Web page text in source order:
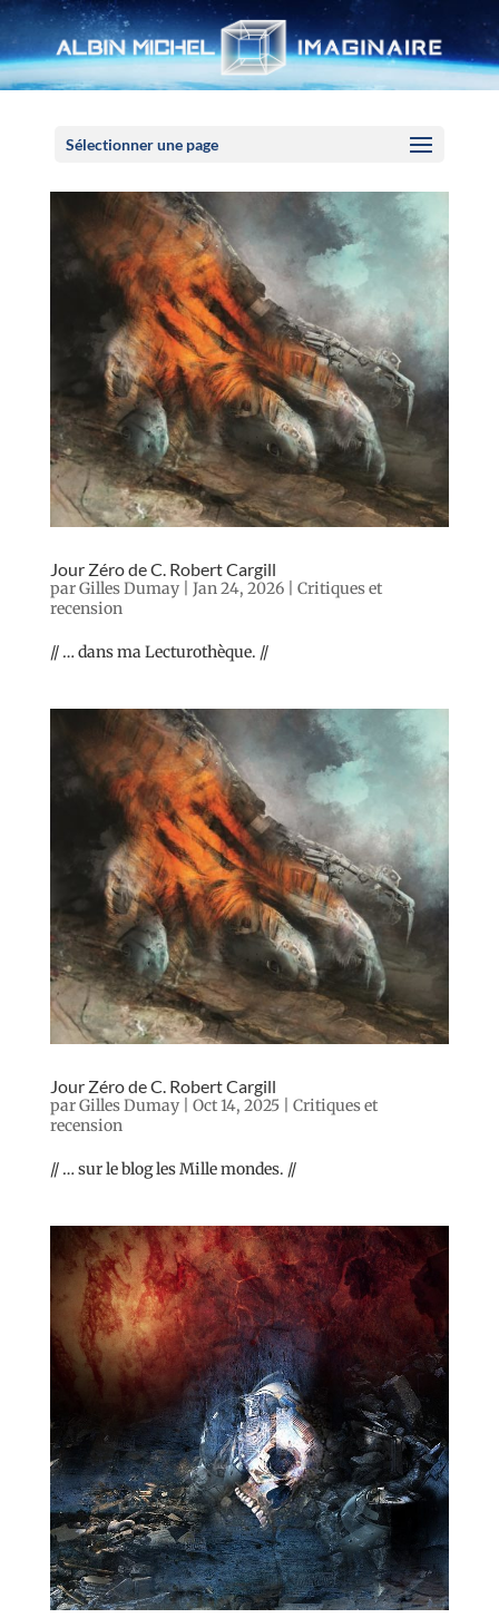
Sélectionner une page
Jour Zéro de C. Robert Cargill
parGilles Dumay| Jan 24, 2026| Critiques et
recension
// … dans ma Lecturothèque. //
Jour Zéro de C. Robert Cargill
parGilles Dumay| Oct 14, 2025| Critiques et
recension
// … sur le blog les Mille mondes. //
Panneau de gestion des cookies